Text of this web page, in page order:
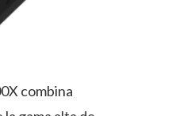
combina